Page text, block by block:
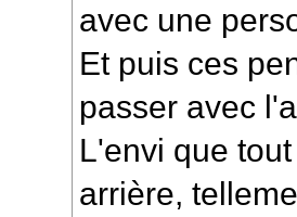
avec une
Et puis ces
passer avec
L'envi que
arrière,